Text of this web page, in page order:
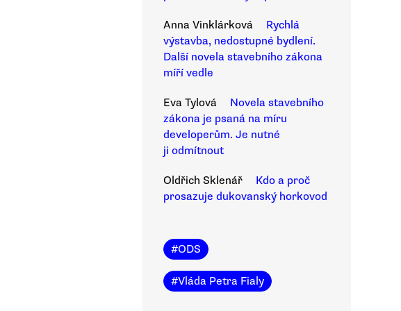
Anna Vinklárková
Rychlá
výstavba, nedostupné bydlení.
Další novela stavebního zákona
míří vedle
Eva Tylová
Novela stavebního
zákona je psaná na míru
developerům. Je nutné
ji odmítnout
Oldřich Sklenář
Kdo a proč
prosazuje dukovanský horkovod
#ODS
#Vláda Petra Fialy